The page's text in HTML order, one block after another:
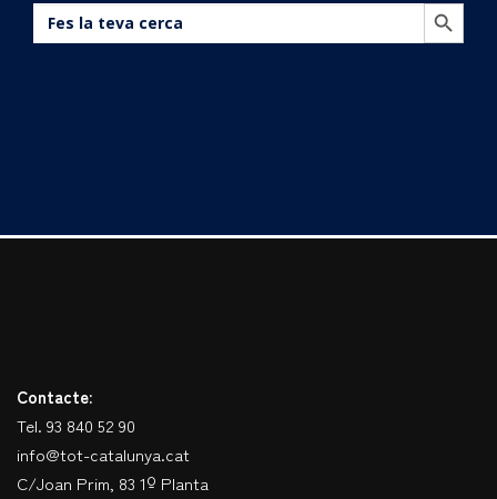
Contacte:
Tel. 93 840 52 90
info@tot-catalunya.cat
C/Joan Prim, 83 1º Planta